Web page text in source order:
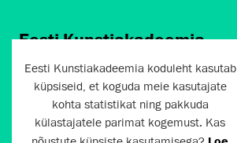
Eesti Kunstiakadeemia
Põhja puiestee 7
Tallinn 10412
artun@artun.ee
+372 6267301
Eesti Kunstiakadeemia koduleht kasutab
küpsiseid, et koguda meie kasutajate
kohta statistikat ning pakkuda
külastajatele parimat kogemust. Kas